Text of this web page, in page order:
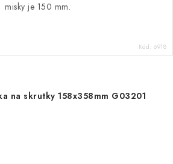
misky je 150 mm.
Kód: 6918
na skrutky 158x358mm G03201